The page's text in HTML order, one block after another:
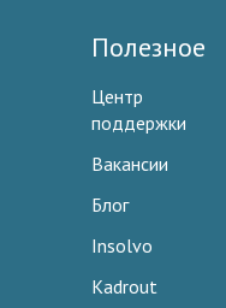
Полезное
Центр
поддержки
Вакансии
Блог
Insolvo
Kadrout